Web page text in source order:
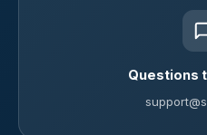
Questions